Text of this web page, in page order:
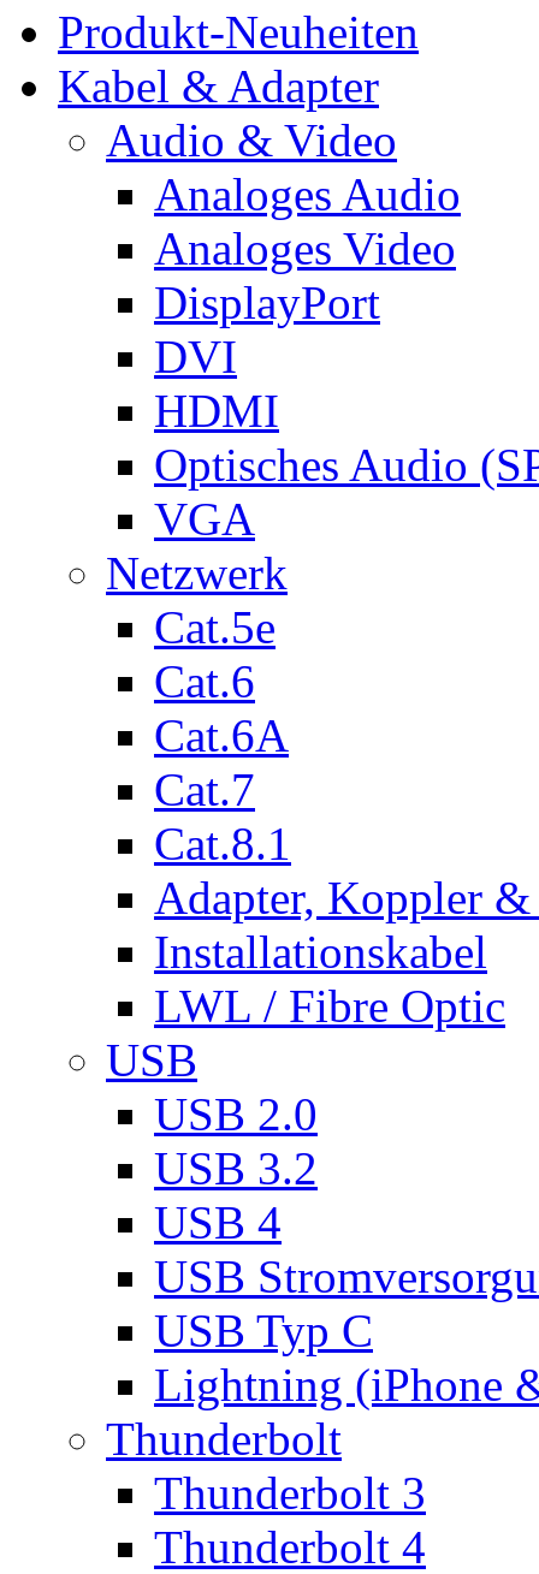
Produkt-Neuheiten
Kabel & Adapter
Audio & Video
Analoges Audio
Analoges Video
DisplayPort
DVI
HDMI
Optisches Audio
VGA
Netzwerk
Cat.5e
Cat.6
Cat.6A
Cat.7
Cat.8.1
Adapter, Koppler &
Installationskabel
LWL / Fibre Optic
USB
USB 2.0
USB 3.2
USB 4
USB
USB Typ C
Lightning (iPhone
Thunderbolt
Thunderbolt 3
Thunderbolt 4